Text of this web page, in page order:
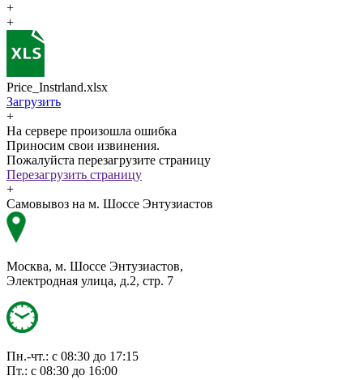
+
+
Price_Instrland.xlsx
Загрузить
+
На сервере произошла ошибка
Приносим свои извинения.
Пожалуйста перезагрузите страницу
Перезагрузить страницу
+
Самовывоз на м. Шоссе Энтузиастов
Москва, м. Шоссе Энтузиастов,
Электродная улица, д.2, стр. 7
Пн.-чт.: с 08:30 до 17:15
Пт.: с 08:30 до 16:00